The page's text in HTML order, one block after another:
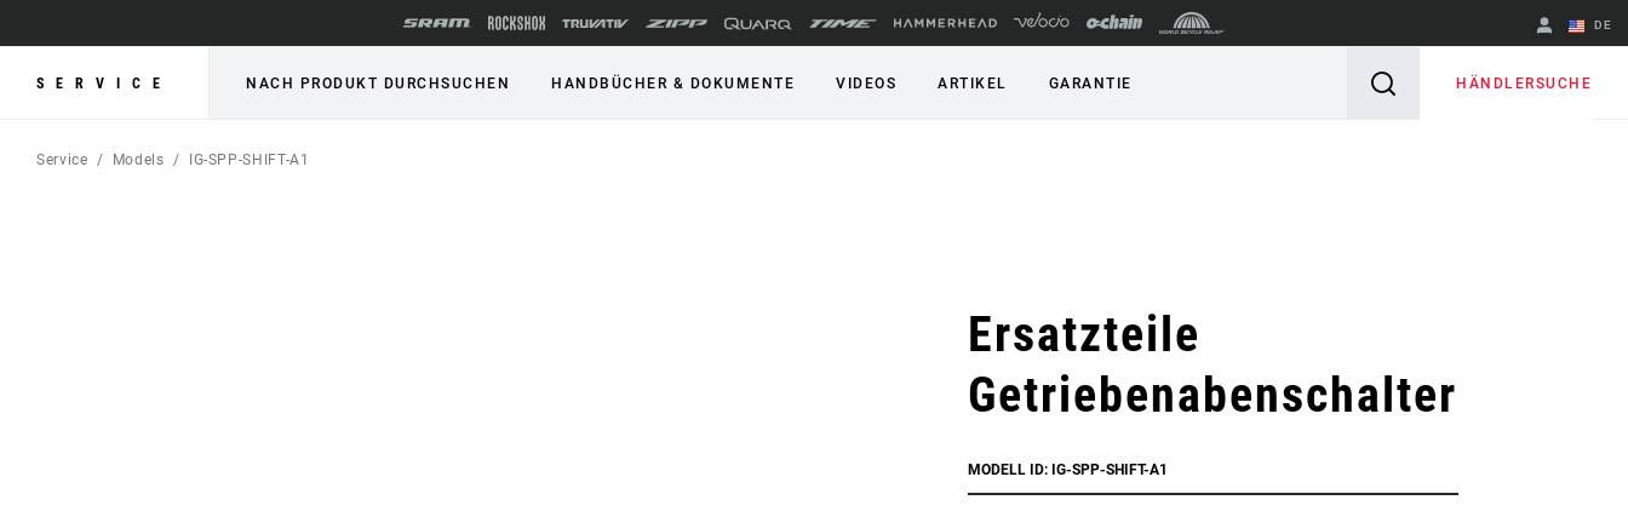
DE
Englisch
SERVICE NACH PRODUKT DURCHSUCHEN HANDBÜCHER & DOKUMENTE VIDEOS ARTIKEL GARANTIE HÄNDLERSUCHE
Service Models IG-SPP-SHIFT-A1
Ersatzteile
Getriebenabenschalter
MODELL ID: IG-SPP-SHIFT-A1